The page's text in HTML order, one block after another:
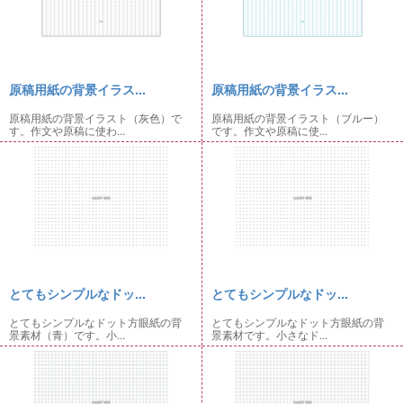
原稿用紙の背景イラス...
原稿用紙の背景イラスト（灰色）で
す。作文や原稿に使わ...
原稿用紙の背景イラス...
原稿用紙の背景イラスト（ブルー）
です。作文や原稿に使...
とてもシンプルなドッ...
とてもシンプルなドット方眼紙の背
景素材（青）です。小...
とてもシンプルなドッ...
とてもシンプルなドット方眼紙の背
景素材です。小さなド...